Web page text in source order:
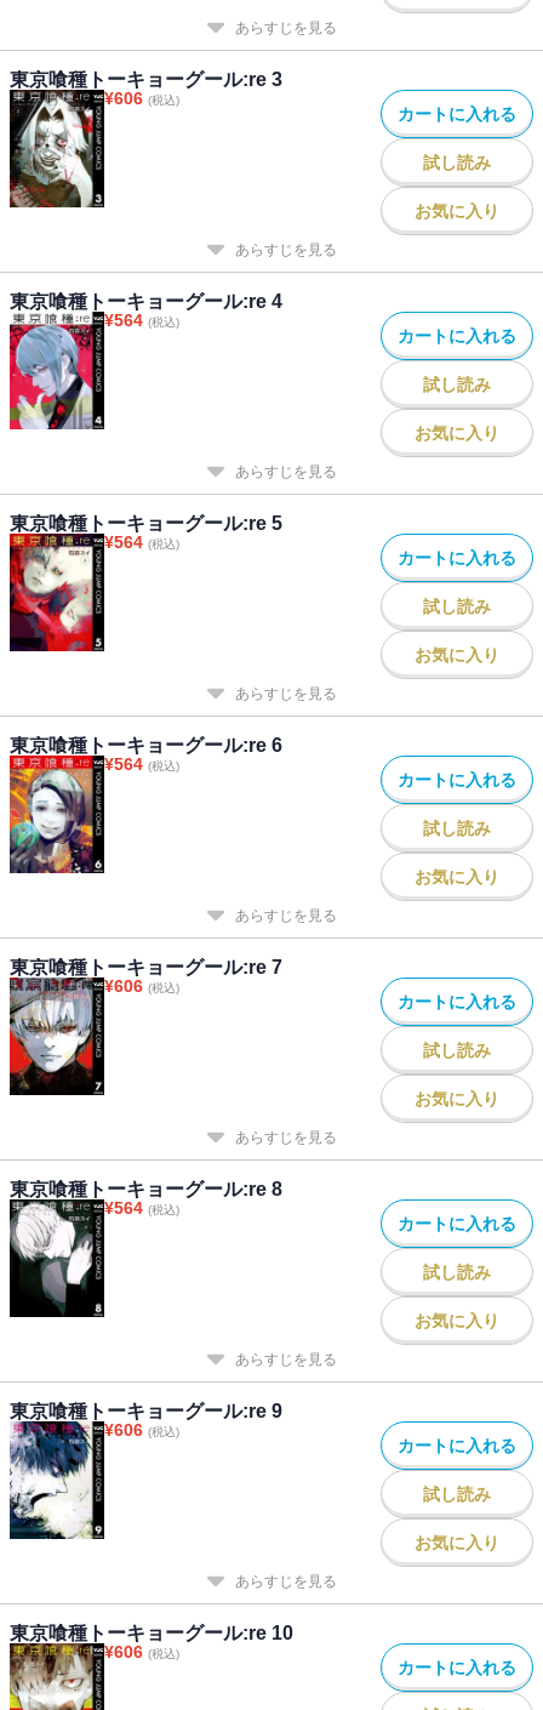
あらすじを見る
東京喰種トーキョーグール:re 3
¥606 (税込)
カートに入れる
試し読み
お気に入り
あらすじを見る
東京喰種トーキョーグール:re 4
¥564 (税込)
カートに入れる
試し読み
お気に入り
あらすじを見る
東京喰種トーキョーグール:re 5
¥564 (税込)
カートに入れる
試し読み
お気に入り
あらすじを見る
東京喰種トーキョーグール:re 6
¥564 (税込)
カートに入れる
試し読み
お気に入り
あらすじを見る
東京喰種トーキョーグール:re 7
¥606 (税込)
カートに入れる
試し読み
お気に入り
あらすじを見る
東京喰種トーキョーグール:re 8
¥564 (税込)
カートに入れる
試し読み
お気に入り
あらすじを見る
東京喰種トーキョーグール:re 9
¥606 (税込)
カートに入れる
試し読み
お気に入り
あらすじを見る
東京喰種トーキョーグール:re 10
¥606 (税込)
カートに入れる